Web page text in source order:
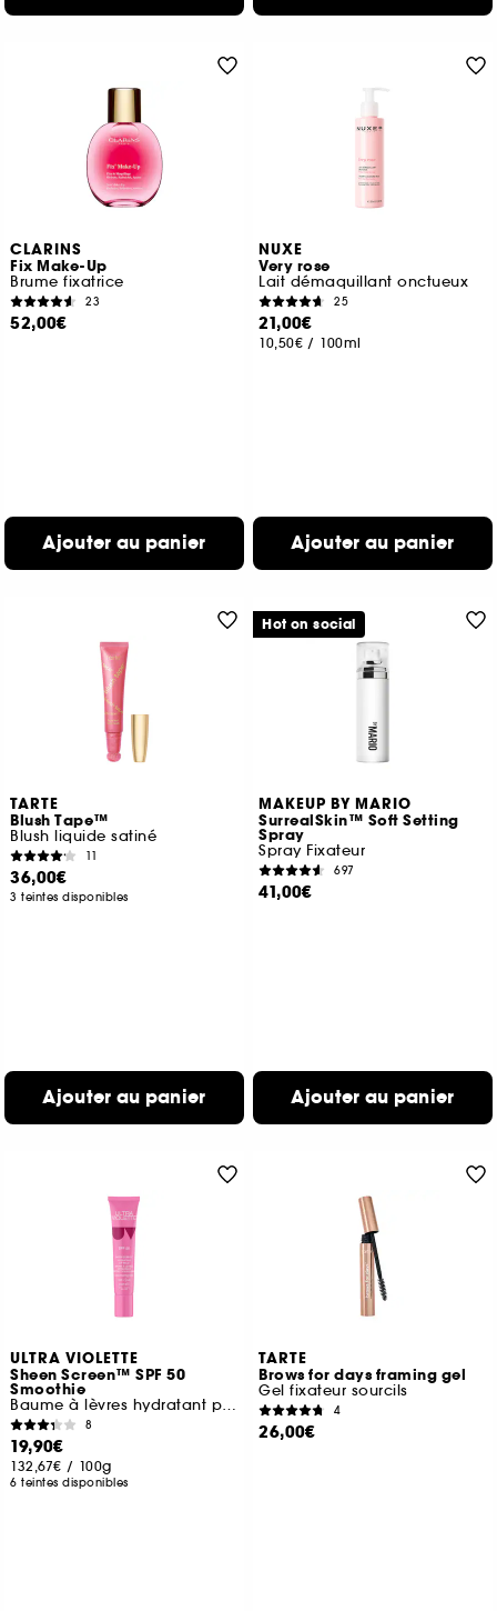
CLARINS
Fix Make-Up
Brume fixatrice
23
52,00€
Ajouter au panier
NUXE
Very rose
Lait démaquillant onctueux
25
21,00€
10,50€ / 100ml
Ajouter au panier
TARTE
Blush Tape™
Blush liquide satiné
11
36,00€
3 teintes disponibles
Ajouter au panier
MAKEUP BY MARIO
SurrealSkin™ Soft Setting
Spray
Spray Fixateur
697
41,00€
Ajouter au panier
Hot on social
ULTRA VIOLETTE
Sheen Screen™ SPF 50
Smoothie
Baume à lèvres hydratant protection solaire
8
19,90€
132,67€ / 100g
6 teintes disponibles
TARTE
Brows for days framing gel
Gel fixateur sourcils
4
26,00€